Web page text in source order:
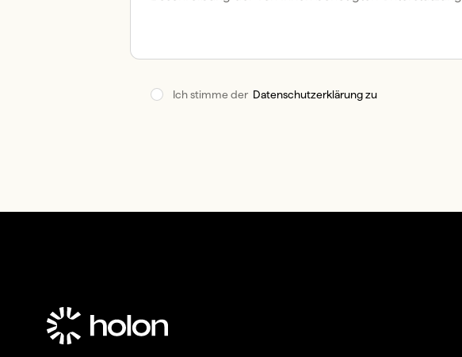
Ich stimme der Datenschutzerklärung zu